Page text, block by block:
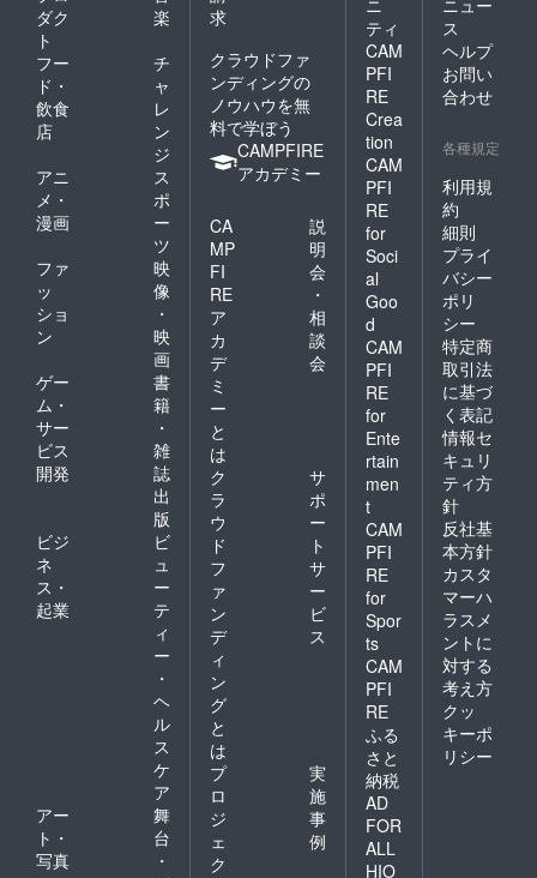
ダク
ト
楽
フー
ド・
飲食
店
チ
ャ
レ
ン
ジ
アニ
メ・
漫画
ス
ポ
ー
ツ
ファ
ッ
ショ
ン
映
像
・
映
画
ゲー
ム・
サー
ビス
開発
書
籍
・
雑
誌
出
版
ビジ
ネ
ス・
起業
ビ
ュ
ー
テ
ィ
ー
・
ヘ
ル
ス
ケ
ア
アー
ト・
写真
舞
台
・
求
クラウドファ
ンディングの
ノウハウを無
料で学ぼう
CAMPFIRE
アカデミー
CA
MP
FI
RE
ア
カ
デ
ミ
ー
と
は
説
明
会
・
相
談
会
ク
ラ
ウ
ド
フ
ァ
ン
デ
ィ
ン
グ
と
は
サ
ポ
ー
ト
サ
ー
ビ
ス
プ
ロ
ジ
ェ
ク
実
施
事
例
ティ
CAM
PFI
RE
Crea
tion
CAM
PFI
RE
for
Soci
al
Goo
d
CAM
PFI
RE
for
Ente
rtain
men
t
CAM
PFI
RE
for
Spor
ts
CAM
PFI
RE
ふる
さと
納税
AD
FOR
ALL
HIO
ス
ヘルプ
お問い
合わせ
各種規定
利用規
約
細則
プライ
バシー
ポリ
シー
特定商
取引法
に基づ
く表記
情報セ
キュリ
ティ方
針
反社基
本方針
カスタ
マーハ
ラスメ
ントに
対する
考え方
クッ
キーポ
リシー